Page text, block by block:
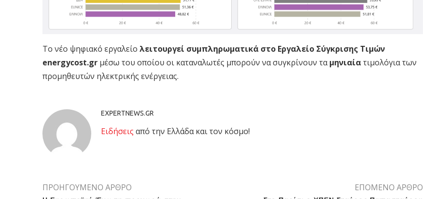
Το νέο ψηφιακό εργαλείο λειτουργεί συμπληρωματικά στο Εργαλείο Σύγκρισης Τιμών
energycost.gr μέσω του οποίου οι καταναλωτές μπορούν να συγκρίνουν ταμηνιαίατιμολόγια των
προμηθευτών ηλεκτρικής ενέργειας.
EXPERTNEWS.GR
Eιδήσεις από την Ελλάδα και τον κόσμο!
ΠΡΟΗΓΟΥΜΕΝΟ ΑΡΘΡΟ ΕΠΟΜΕΝΟ ΑΡΘΡΟ